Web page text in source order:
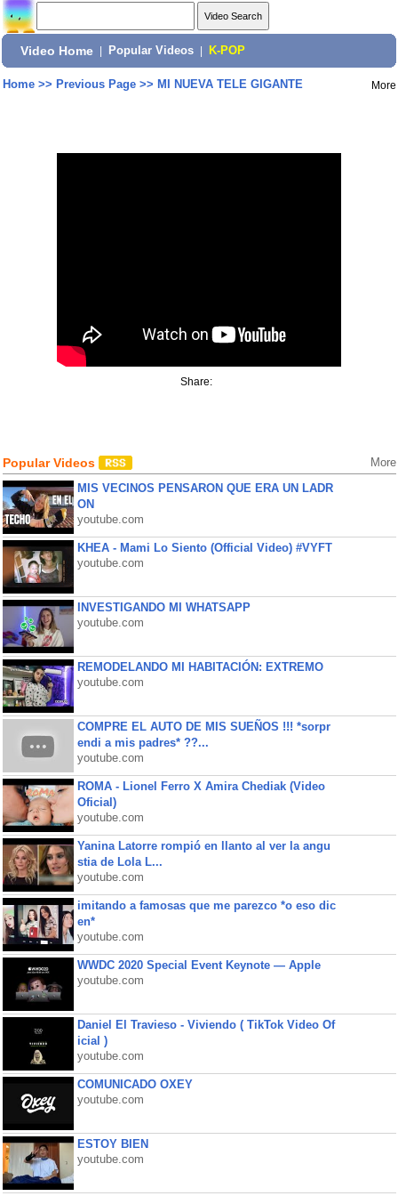
Video Home Popular Videos K-POP
Home>> Previous Page>> MI NUEVA TELE GIGANTE More
Share:
Popular Videos More
MIS VECINOS PENSARON QUE ERA UN LADR
ON
youtube.com
KHEA - Mami Lo Siento (Official Video) #VYFT
youtube.com
INVESTIGANDO MI WHATSAPP
youtube.com
REMODELANDO MI HABITACIÓN: EXTREMO
youtube.com
COMPRE EL AUTO DE MIS SUEÑOS !!! *sorpr
endi a mis padres* ??...
youtube.com
ROMA - Lionel Ferro X Amira Chediak (Video
Oficial)
youtube.com
Yanina Latorre rompió en llanto al ver la angu
stia de Lola L...
youtube.com
imitando a famosas que me parezco *o eso dic
en*
youtube.com
WWDC 2020 Special Event Keynote — Apple
youtube.com
Daniel El Travieso - Viviendo ( TikTok Video Of
icial )
youtube.com
COMUNICADO OXEY
youtube.com
ESTOY BIEN
youtube.com